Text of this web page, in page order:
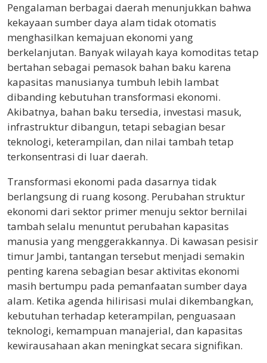
Pengalaman berbagai daerah menunjukkan bahwa
kekayaan sumber daya alam tidak otomatis
menghasilkan kemajuan ekonomi yang
berkelanjutan. Banyak wilayah kaya komoditas tetap
bertahan sebagai pemasok bahan baku karena
kapasitas manusianya tumbuh lebih lambat
dibanding kebutuhan transformasi ekonomi.
Akibatnya, bahan baku tersedia, investasi masuk,
infrastruktur dibangun, tetapi sebagian besar
teknologi, keterampilan, dan nilai tambah tetap
terkonsentrasi di luar daerah.
Transformasi ekonomi pada dasarnya tidak
berlangsung di ruang kosong. Perubahan struktur
ekonomi dari sektor primer menuju sektor bernilai
tambah selalu menuntut perubahan kapasitas
manusia yang menggerakkannya. Di kawasan pesisir
timur Jambi, tantangan tersebut menjadi semakin
penting karena sebagian besar aktivitas ekonomi
masih bertumpu pada pemanfaatan sumber daya
alam. Ketika agenda hilirisasi mulai dikembangkan,
kebutuhan terhadap keterampilan, penguasaan
teknologi, kemampuan manajerial, dan kapasitas
kewirausahaan akan meningkat secara signifikan.